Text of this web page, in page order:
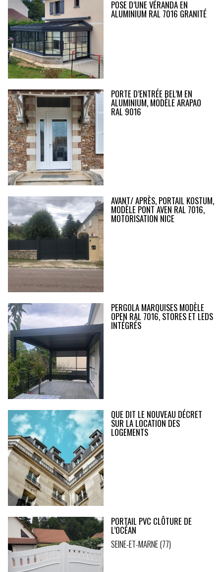
POSE D’UNE VÉRANDA EN
ALUMINIUM RAL 7016 GRANITÉ
PORTE D’ENTRÉE BEL’M EN
ALUMINIUM, MODÈLE ARAPAO
RAL 9016
AVANT/ APRÈS, PORTAIL KOSTUM,
MODÈLE PONT AVEN RAL 7016,
MOTORISATION NICE
PERGOLA MARQUISES MODÈLE
OPEN RAL 7016, STORES ET LEDS
INTÉGRÉS
QUE DIT LE NOUVEAU DÉCRET
SUR LA LOCATION DES
LOGEMENTS
PORTAIL PVC CLÔTURE DE
L’OCÉAN
SEINE-ET-MARNE (77)